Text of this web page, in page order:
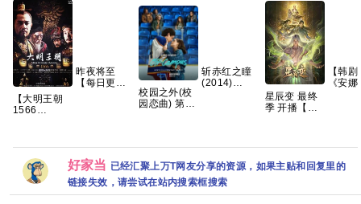
【大明王朝
1566
全】
【1080P】
昨夜将至
【每日更新
校园之外(校
园恋曲) 第一
斩赤红之瞳
(2014)
星辰变 最终
季 开播【更
【韩剧
《安娜
好家当 已经汇聚上万T网友分享的资源，如果主贴和回复里的
链接失效，请尝试在站内搜索框搜索